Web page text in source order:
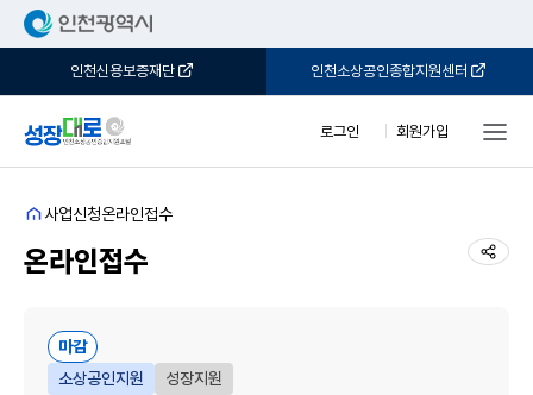
인천신용보증재단 인천소상공인종합지원센터
로그인 회원가입
홈
사업신청온라인접수
온라인접수 공
소상공인지원 성장지원
마감